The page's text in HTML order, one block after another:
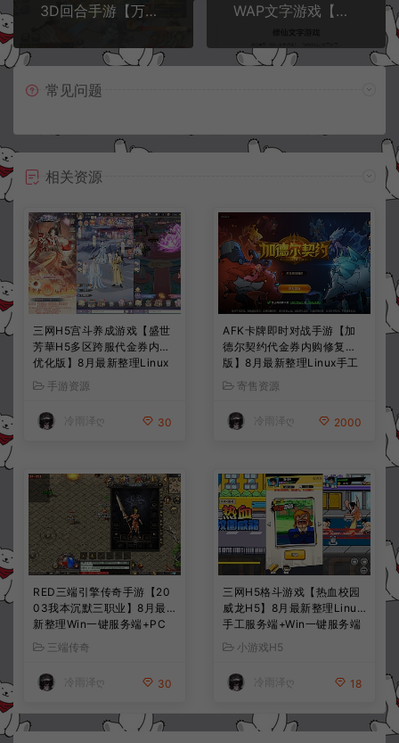
3D回合手游【万灵山海之境神龙多区跨服GM套装版】7月最新整理Linux手工服务端+全套源码+假人陪玩+多区跨服+代理后台+GM功能授权后台+详细搭建教程+视频教程
WAP文字游戏【文字修仙H5】7月最新整理Linux手工服务端+详细搭建教程
常见问题
相关资源
三网H5宫斗养成游戏【盛世
芳華H5多区跨服代金券内购
优化版】8月最新整理Linux
手工服务端+CDK授权后台
+全资源安卓+详细搭建教程
+视频教程
手游资源
冷雨泽ღ 30
AFK卡牌即时对战手游【加
德尔契约代金券内购修复
版】8月最新整理Linux手工
服务端+前后端全套源码+CD
K授权后台+安卓苹果双端
+详细搭建教程+视频教程
寄售资源
冷雨泽ღ 2000
RED三端引擎传奇手游【20
03我本沉默三职业】8月最
新整理Win一键服务端+PC
安卓+详细搭建教程
三端传奇
冷雨泽ღ 30
三网H5格斗游戏【热血校园
威龙H5】8月最新整理Linux
手工服务端+Win一键服务端
+解压即玩+简易安卓客户端
+详细搭建教程
小游戏H5
冷雨泽ღ 18